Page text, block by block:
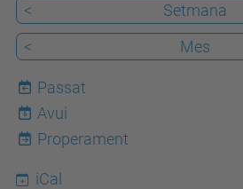
<
Setmana
<
Mes
Passat
6
Avui
Properament
iCal